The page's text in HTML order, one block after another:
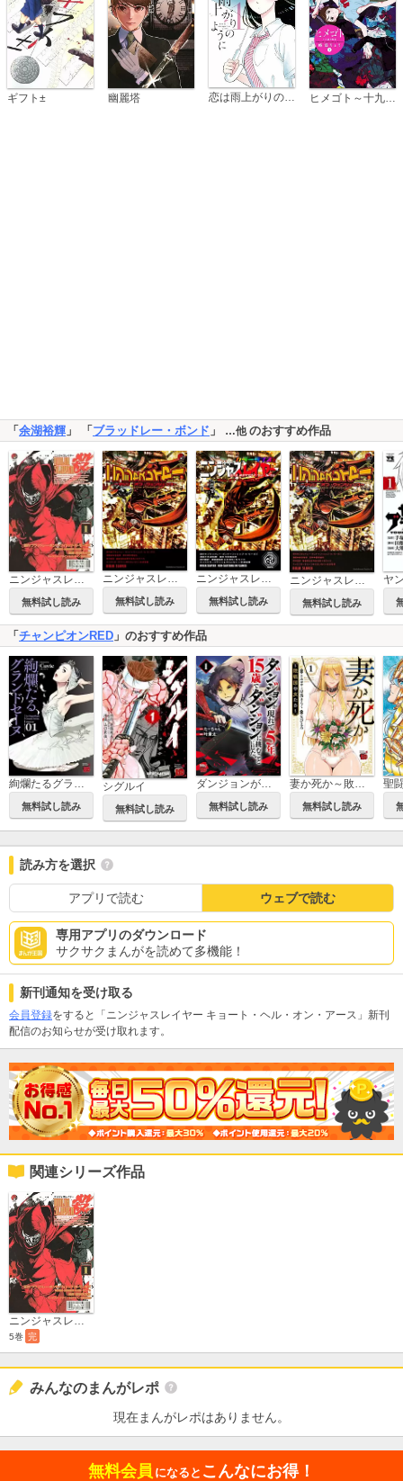
ギフト± 幽麗塔 恋は雨上がりのように
「 余湖裕輝 」 「 ブラッドレー・ボンド 」 …他のおすすめ作品
ニンジャスレイヤー殺
無料試し読み
ニンジャスレイヤー
無料試し読み
ニンジャスレイヤー カラーライズ版
無料試し読み
ニンジャスレイヤー ～マシン・オブ・ヴェンジェンス～【タテスク】
無料試し読み
「 チャンピオンRED 」のおすすめ作品
絢爛たるグランドセーヌ
無料試し読み
シグルイ
無料試し読み
ダンジョンが現れて5年、15歳でダンジョンに挑むことにした。
無料試し読み
妻か死か～敗戦国の女たち～
無料試し読み
読み方を選択
アプリで読む ウェブで読む
専用アプリのダウンロード
サクサクまんがを読めて多機能！
新刊通知を受け取る
会員登録をすると「ニンジャスレイヤー キョート・ヘル・オン・アース」新刊
配信のお知らせが受け取れます。
関連シリーズ作品
ニンジャスレイヤー殺
5巻 完
みんなのまんがレポ
現在まんがレポはありません。
無料会員 になると こんなにお得！